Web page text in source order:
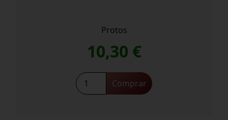
Protos
10,30 €
Protos
Roble
Comprar